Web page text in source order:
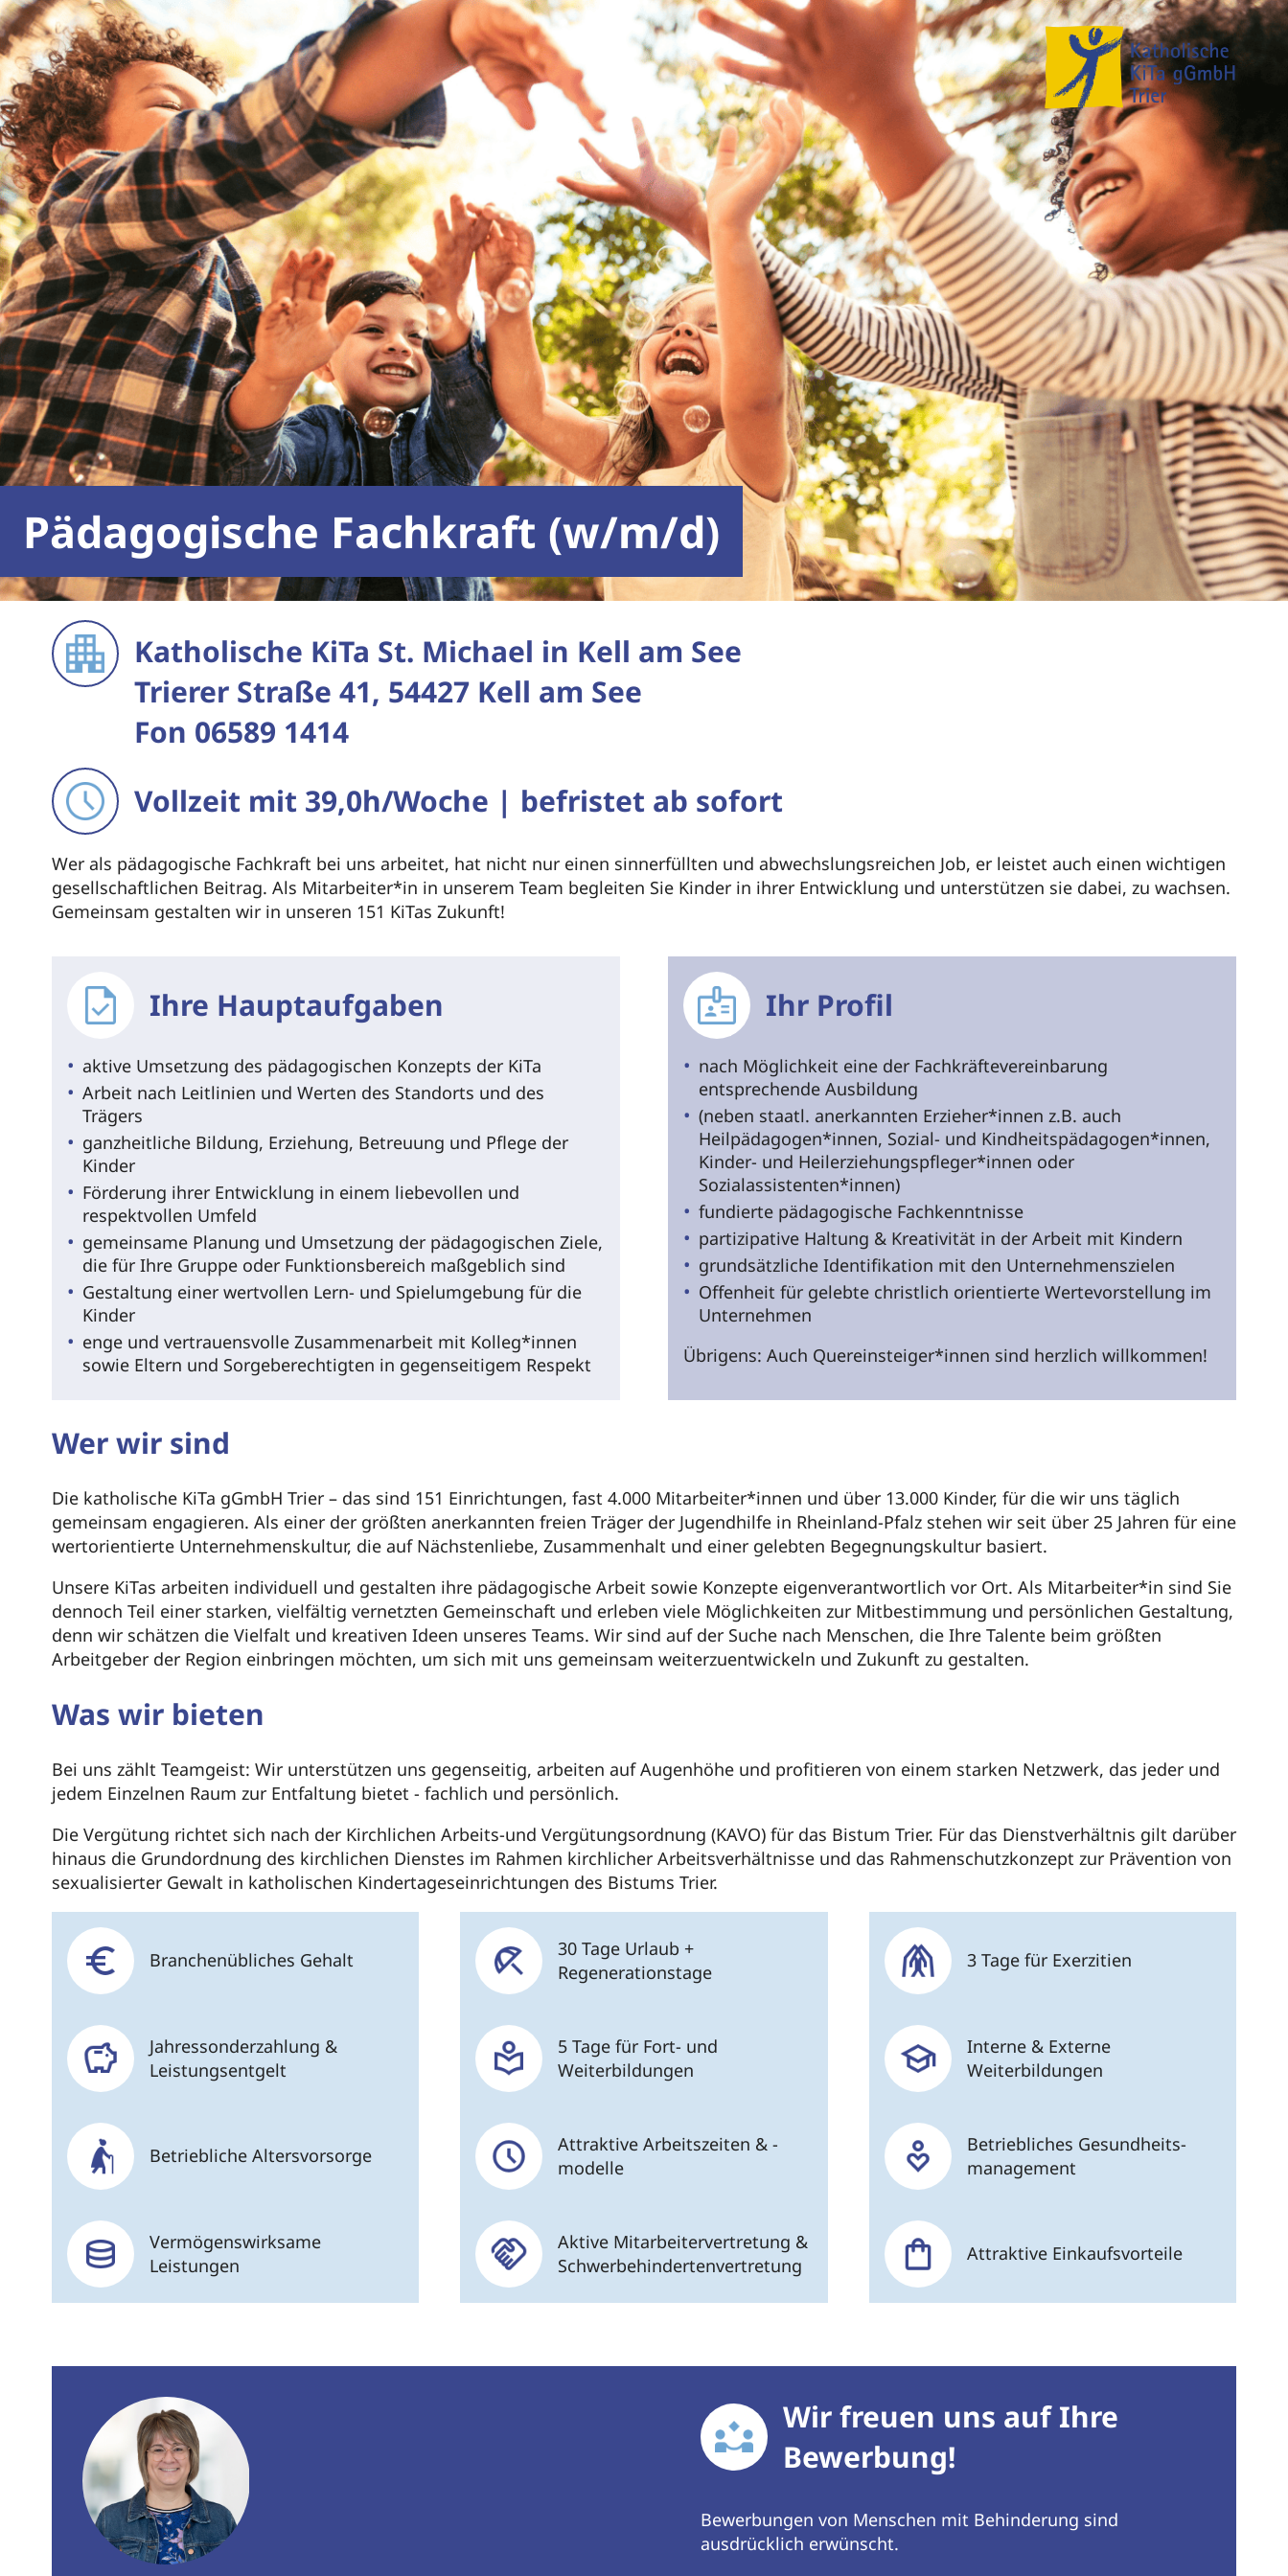
Pädagogische Fachkraft (w/m/d)
Katholische KiTa St. Michael in Kell am See
Trierer Straße 41, 54427 Kell am See
Fon 06589 1414
Vollzeit mit 39,0h/Woche | befristet ab sofort
Wer als pädagogische Fachkraft bei uns arbeitet, hat nicht nur einen sinnerfüllten und abwechslungsreichen Job, er leistet auch einen wichtigen
gesellschaftlichen Beitrag. Als Mitarbeiter*in in unserem Team begleiten Sie Kinder in ihrer Entwicklung und unterstützen sie dabei, zu wachsen.
Gemeinsam gestalten wir in unseren 151 KiTas Zukunft!
Ihre Hauptaufgaben
aktive Umsetzung des pädagogischen Konzepts der KiTa
Arbeit nach Leitlinien und Werten des Standorts und des
Trägers
ganzheitliche Bildung, Erziehung, Betreuung und Pflege der
Kinder
Förderung ihrer Entwicklung in einem liebevollen und
respektvollen Umfeld
gemeinsame Planung und Umsetzung der pädagogischen Ziele,
die für Ihre Gruppe oder Funktionsbereich maßgeblich sind
Gestaltung einer wertvollen Lern- und Spielumgebung für die
Kinder
enge und vertrauensvolle Zusammenarbeit mit Kolleg*innen
sowie Eltern und Sorgeberechtigten in gegenseitigem Respekt
Ihr Profil
nach Möglichkeit eine der Fachkräftevereinbarung
entsprechende Ausbildung
(neben staatl. anerkannten Erzieher*innen z.B. auch
Heilpädagogen*innen, Sozial- und Kindheitspädagogen*innen,
Kinder- und Heilerziehungspfleger*innen oder
Sozialassistenten*innen)
fundierte pädagogische Fachkenntnisse
partizipative Haltung & Kreativität in der Arbeit mit Kindern
grundsätzliche Identifikation mit den Unternehmenszielen
Offenheit für gelebte christlich orientierte Wertevorstellung im
Unternehmen
Übrigens: Auch Quereinsteiger*innen sind herzlich willkommen!
Wer wir sind
Die katholische KiTa gGmbH Trier – das sind 151 Einrichtungen, fast 4.000 Mitarbeiter*innen und über 13.000 Kinder, für die wir uns täglich
gemeinsam engagieren. Als einer der größten anerkannten freien Träger der Jugendhilfe in Rheinland-Pfalz stehen wir seit über 25 Jahren für eine
wertorientierte Unternehmenskultur, die auf Nächstenliebe, Zusammenhalt und einer gelebten Begegnungskultur basiert.
Unsere KiTas arbeiten individuell und gestalten ihre pädagogische Arbeit sowie Konzepte eigenverantwortlich vor Ort. Als Mitarbeiter*in sind Sie
dennoch Teil einer starken, vielfältig vernetzten Gemeinschaft und erleben viele Möglichkeiten zur Mitbestimmung und persönlichen Gestaltung,
denn wir schätzen die Vielfalt und kreativen Ideen unseres Teams. Wir sind auf der Suche nach Menschen, die Ihre Talente beim größten
Arbeitgeber der Region einbringen möchten, um sich mit uns gemeinsam weiterzuentwickeln und Zukunft zu gestalten.
Was wir bieten
Bei uns zählt Teamgeist: Wir unterstützen uns gegenseitig, arbeiten auf Augenhöhe und profitieren von einem starken Netzwerk, das jeder und
jedem Einzelnen Raum zur Entfaltung bietet - fachlich und persönlich.
Die Vergütung richtet sich nach der Kirchlichen Arbeits-und Vergütungsordnung (KAVO) für das Bistum Trier. Für das Dienstverhältnis gilt darüber
hinaus die Grundordnung des kirchlichen Dienstes im Rahmen kirchlicher Arbeitsverhältnisse und das Rahmenschutzkonzept zur Prävention von
sexualisierter Gewalt in katholischen Kindertageseinrichtungen des Bistums Trier.
Branchenübliches Gehalt
30 Tage Urlaub +
Regenerationstage
3 Tage für Exerzitien
Jahressonderzahlung &
Leistungsentgelt
5 Tage für Fort- und
Weiterbildungen
Interne & Externe
Weiterbildungen
Betriebliche Altersvorsorge
Attraktive Arbeitszeiten & -
modelle
Betriebliches Gesundheits-
management
Vermögenswirksame
Leistungen
Aktive Mitarbeitervertretung &
Schwerbehindertenvertretung
Attraktive Einkaufsvorteile
Wir freuen uns auf Ihre
Bewerbung!
Bewerbungen von Menschen mit Behinderung sind
ausdrücklich erwünscht.